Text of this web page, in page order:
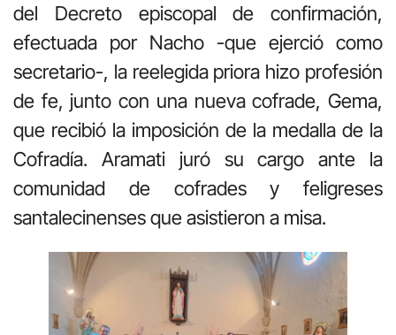
del Decreto episcopal de confirmación,
efectuada por Nacho -que ejerció como
secretario-, la reelegida priora hizo profesión
de fe, junto con una nueva cofrade, Gema,
que recibió la imposición de la medalla de la
Cofradía. Aramati juró su cargo ante la
comunidad de cofrades y feligreses
santalecinenses que asistieron a misa.